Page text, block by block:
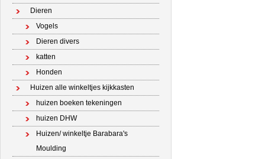
Dieren
Vogels
Dieren divers
katten
Honden
Huizen alle winkeltjes kijkkasten
huizen boeken tekeningen
huizen DHW
Huizen/ winkeltje Barabara's
Moulding